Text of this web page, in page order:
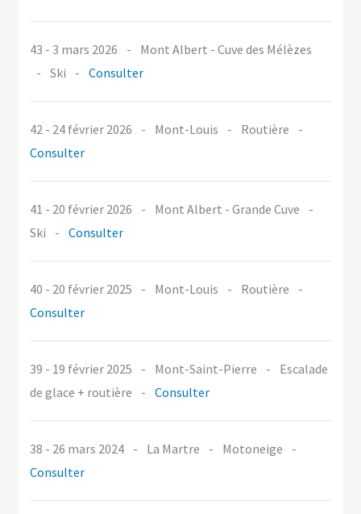
43 - 3 mars 2026 -
Mont Albert - Cuve des Mélèzes
- Ski - Consulter
42 - 24 février 2026 - Mont-Louis - Routière
-
Consulter
41 - 20 février 2026 - Mont Albert - Grande Cuve
-
Ski
- Consulter
40 - 20 février 2025 - Mont-Louis - Routière
-
Consulter
39 - 19 février 2025 - Mont-Saint-Pierre -
Escalade
de glace + routière
- Consulter
38 - 26 mars 2024 - La Martre - Motoneige
-
Consulter